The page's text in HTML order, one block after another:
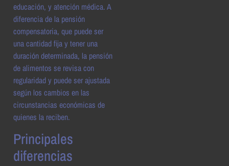
educación, y atención médica. A
diferencia de la pensión
compensatoria, que puede ser
una cantidad fija y tener una
duración determinada, la pensión
de alimentos se revisa con
regularidad y puede ser ajustada
según los cambios en las
circunstancias económicas de
quienes la reciben.
Principales
diferencias